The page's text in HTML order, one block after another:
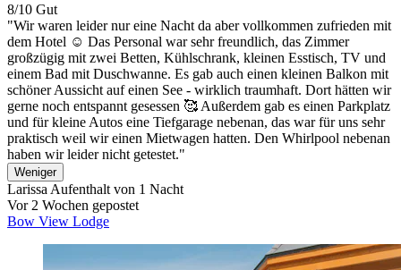
8/10 Gut
"Wir waren leider nur eine Nacht da aber vollkommen zufrieden mit
dem Hotel ☺️ Das Personal war sehr freundlich, das Zimmer
großzügig mit zwei Betten, Kühlschrank, kleinen Esstisch, TV und
einem Bad mit Duschwanne. Es gab auch einen kleinen Balkon mit
schöner Aussicht auf einen See - wirklich traumhaft. Dort hätten wir
gerne noch entspannt gesessen 🥰 Außerdem gab es einen Parkplatz
und für kleine Autos eine Tiefgarage nebenan, das war für uns sehr
praktisch weil wir einen Mietwagen hatten. Den Whirlpool nebenan
haben wir leider nicht getestet."
Weniger
Larissa Aufenthalt von 1 Nacht
Vor 2 Wochen gepostet
Bow View Lodge